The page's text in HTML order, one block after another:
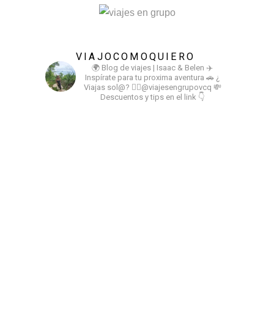
VIAJOCOMOQUIERO
🌍 Blog de viajes | Isaac & Belen ✈️
Inspírate para tu proxima aventura 🚗 ¿
Viajas sol@? 👉🏻@viajesengrupovcq 💸
Descuentos y tips en el link 👇